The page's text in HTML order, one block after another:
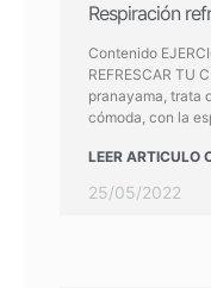
Respiración
Contenido
REFRESCAR TU
pranayama, trata
cómoda, con la
LEER ARTICULO
25/05/2022